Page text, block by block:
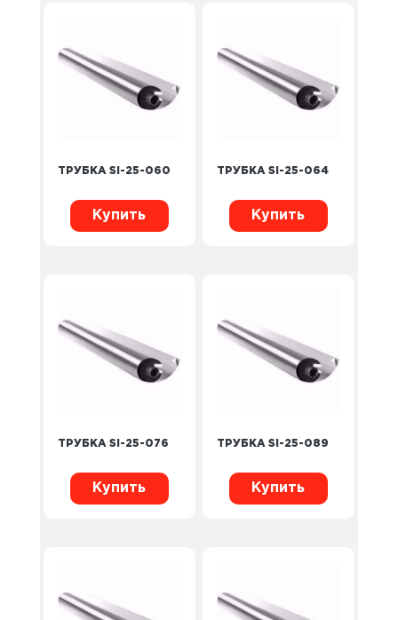
ТРУБКА SI-25-060
Купить
ТРУБКА SI-25-064
Купить
ТРУБКА SI-25-076
Купить
ТРУБКА SI-25-089
Купить